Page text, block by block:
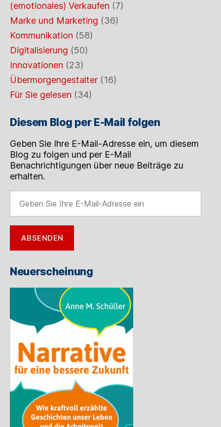
(emotionales) Verkaufen (7)
Marke und Marketing (36)
Kommunikation (58)
Digitalisierung (50)
Innovationen (23)
Übermorgengestalter (16)
Für Sie gelesen (34)
Diesem Blog per E-Mail folgen
Geben Sie Ihre E-Mail-Adresse ein, um diesem
Blog zu folgen und per E-Mail
Benachrichtigungen über neue Beiträge zu
erhalten.
Sie
Ihre
E-
Mail-
Adresse
ABSENDEN
Neuerscheinung